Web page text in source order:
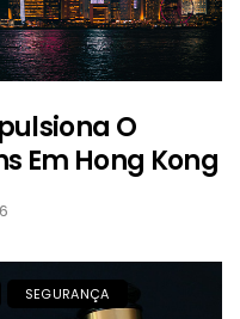
O
Em Hong Kong
SEGURANÇA